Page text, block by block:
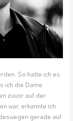
So hatte ich es
ich die Dame
zuvor auf der
war, erkannte ich
gerade auf